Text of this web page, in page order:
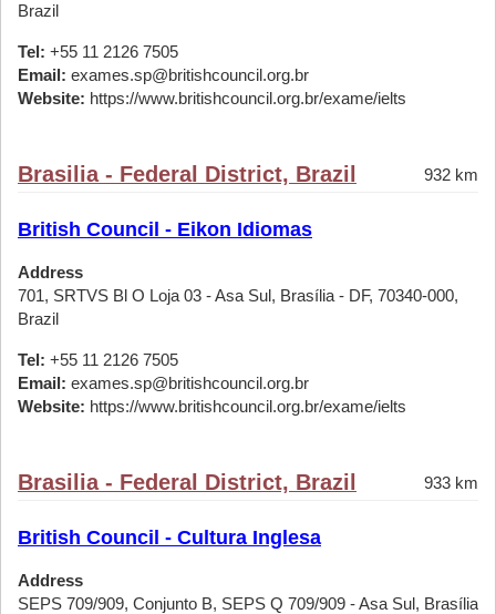
Brazil
Tel: +55 11 2126 7505
Email: exames.sp@britishcouncil.org.br
Website: https://www.britishcouncil.org.br/exame/ielts
Brasilia - Federal District, Brazil 932 km
British Council - Eikon Idiomas
Address
701, SRTVS Bl O Loja 03 - Asa Sul, Brasília - DF, 70340-000,
Brazil
Tel: +55 11 2126 7505
Email: exames.sp@britishcouncil.org.br
Website: https://www.britishcouncil.org.br/exame/ielts
Brasilia - Federal District, Brazil 933 km
British Council - Cultura Inglesa
Address
SEPS 709/909, Conjunto B, SEPS Q 709/909 - Asa Sul, Brasília